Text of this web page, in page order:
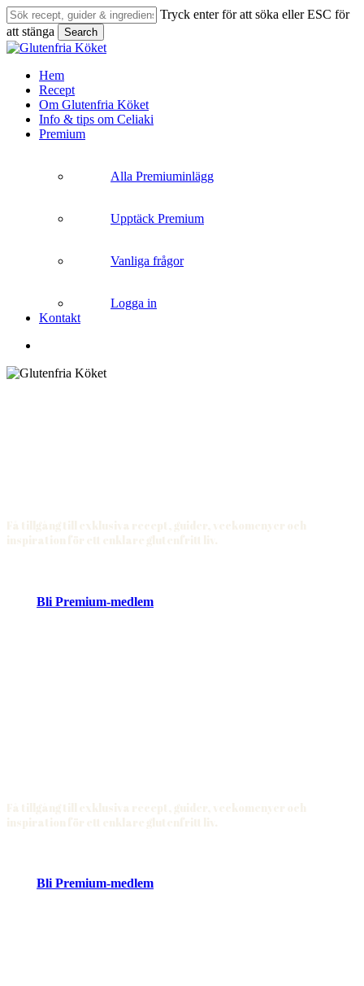
Skip
to
main
content
Tryck enter för att söka eller ESC för
att stänga
Search
Close
search
Menu
Hem
Recept
Om Glutenfria Köket
Info & tips om Celiaki
Premium
Alla Premiuminlägg
Upptäck Premium
Vanliga frågor
Logga in
Kontakt
Bli Premium-medlem
Bli Premium-medlem